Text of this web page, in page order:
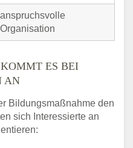
anspruchsvolle
Organisation
ES BEI
AN
Bildungsmaßnahme den
sich Interessierte an